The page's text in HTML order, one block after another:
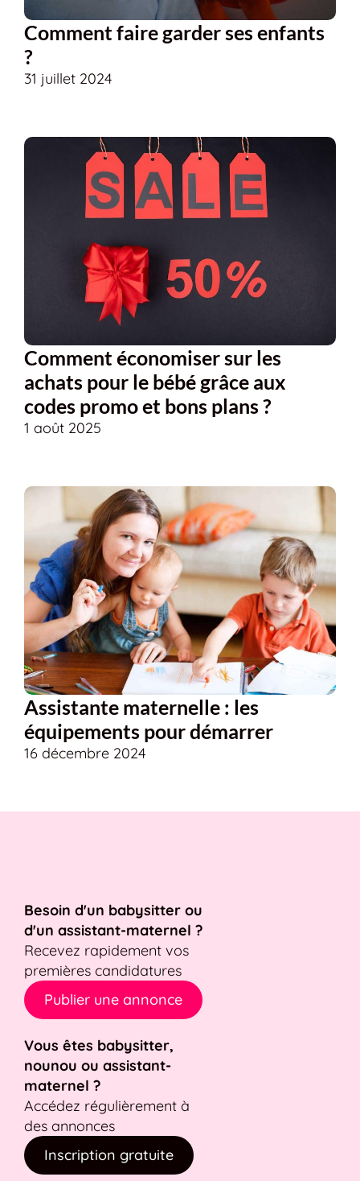
Comment faire garder ses enfants
?
31 juillet 2024
Comment économiser sur les
achats pour le bébé grâce aux
codes promo et bons plans ?
1 août 2025
Assistante maternelle : les
équipements pour démarrer
16 décembre 2024
Besoin d'un babysitter ou
d'un assistant-maternel ?
Recevez rapidement vos
premières candidatures
Publier une annonce
Vous êtes babysitter,
nounou ou assistant-
maternel ?
Accédez régulièrement à
des annonces
Inscription gratuite